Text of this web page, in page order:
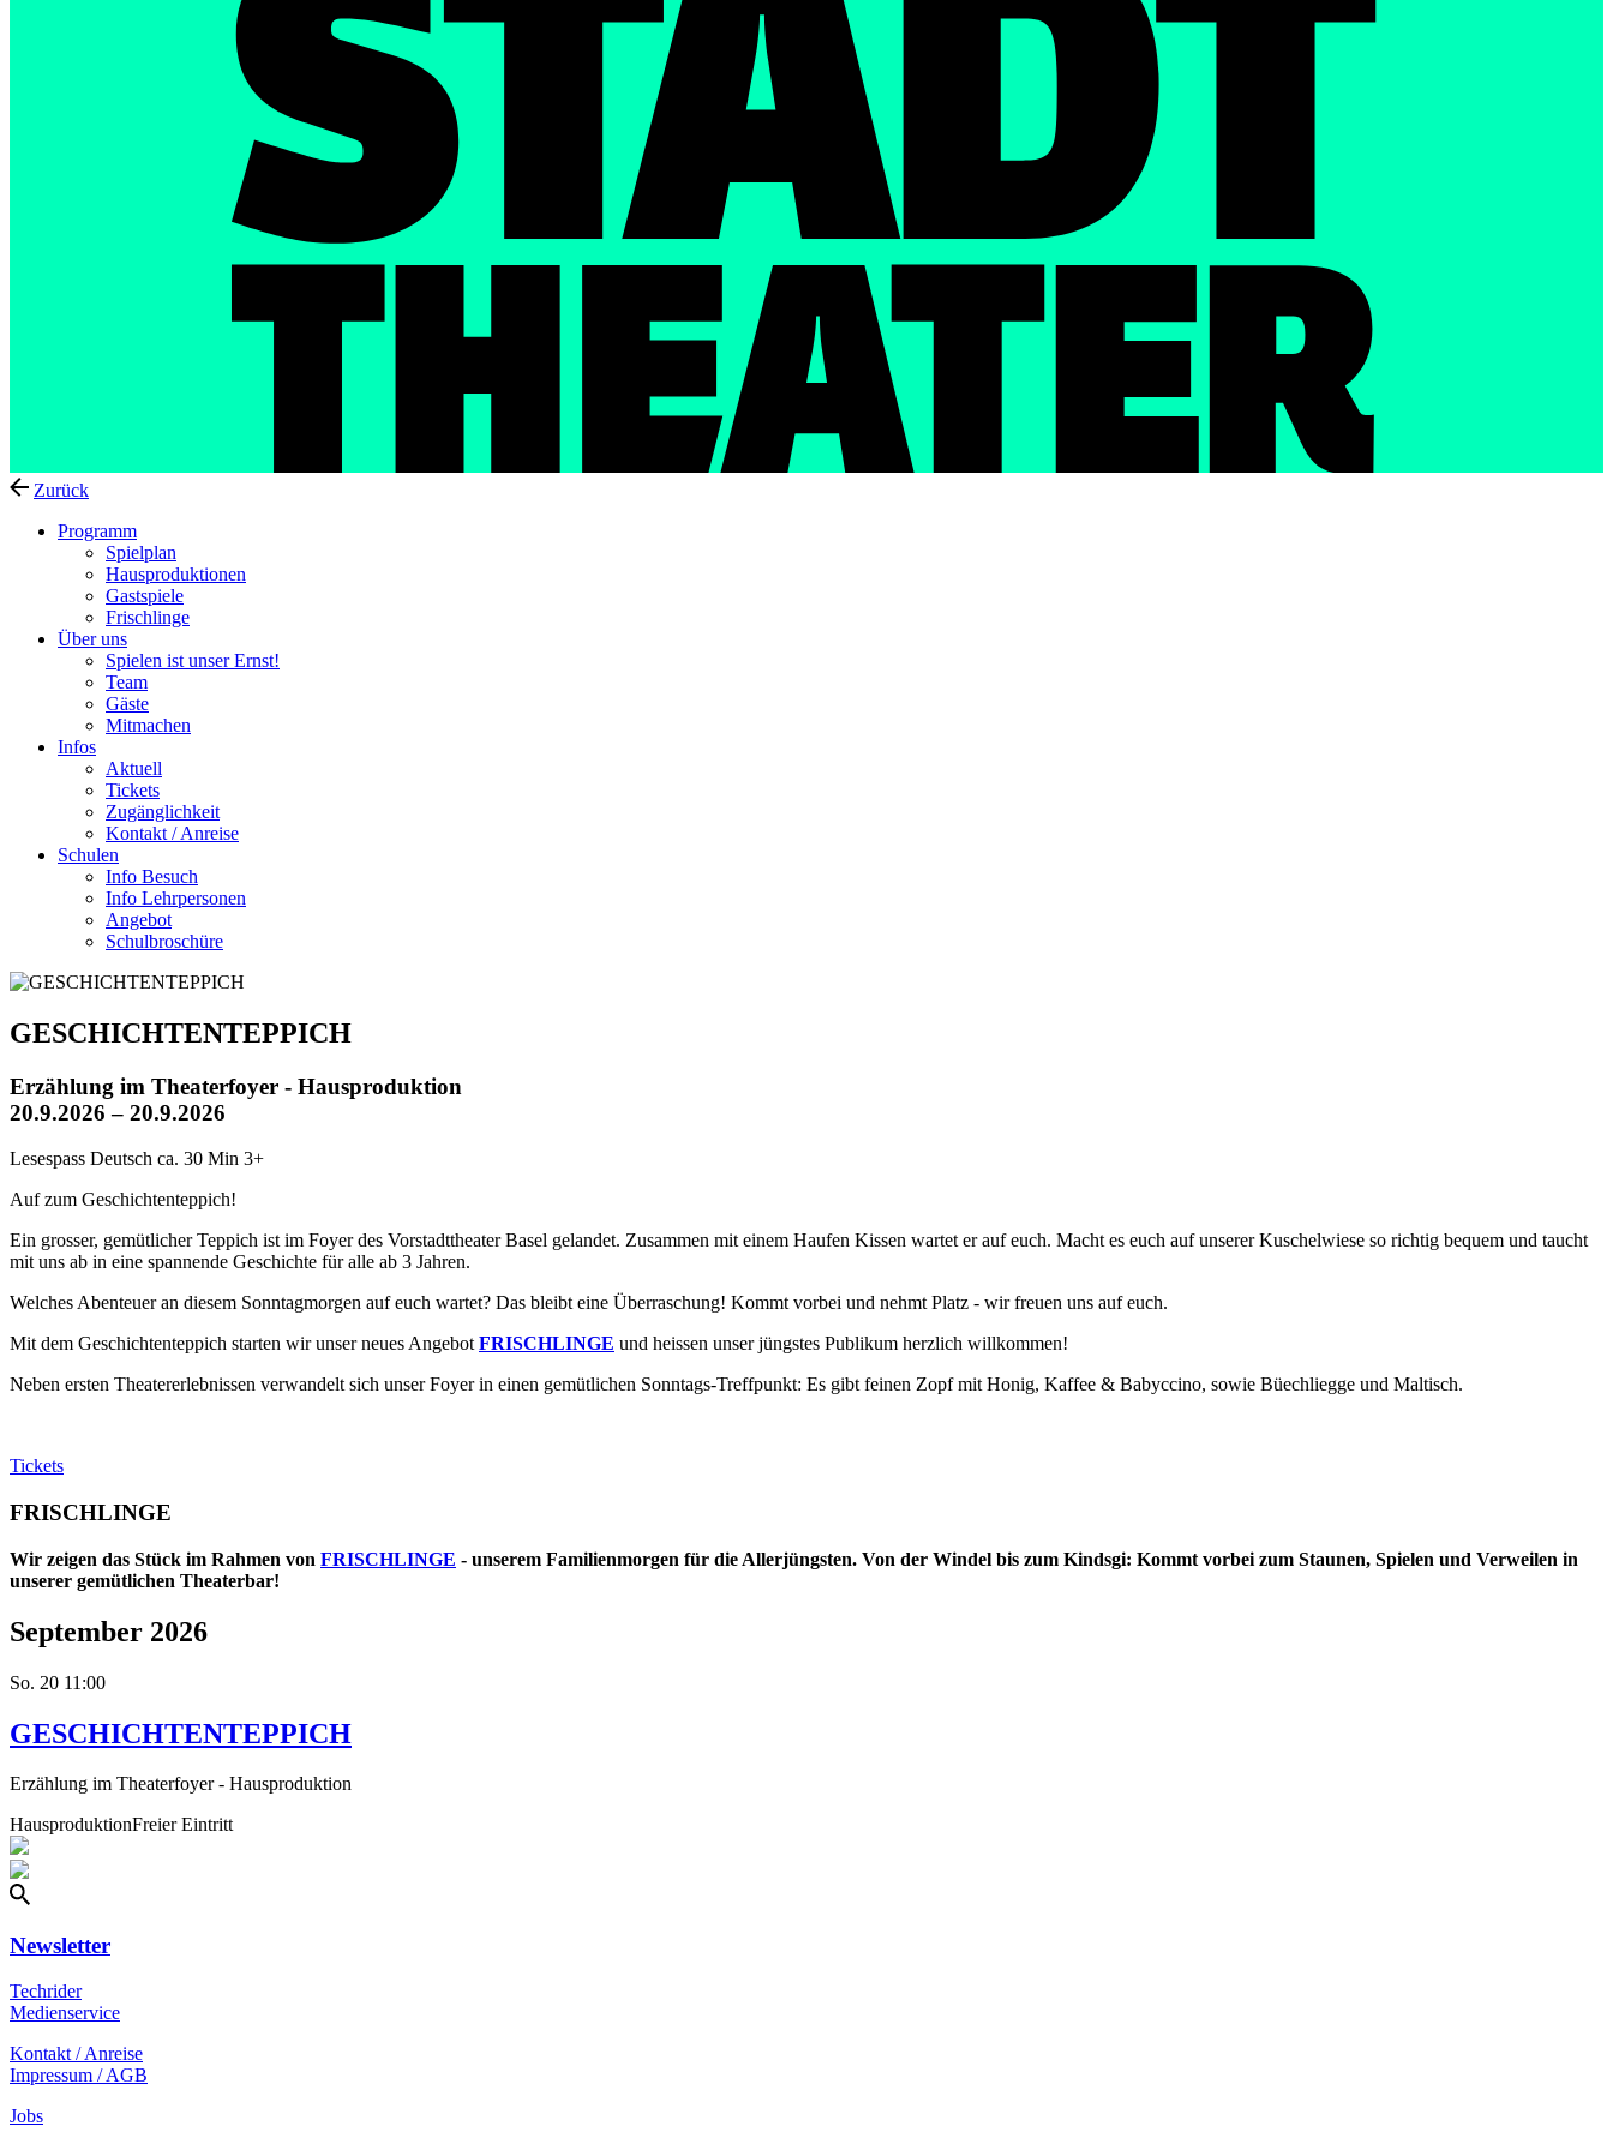
Zurück
Programm
Spielplan
Hausproduktionen
Gastspiele
Frischlinge
Über uns
Spielen ist unser Ernst!
Team
Gäste
Mitmachen
Infos
Aktuell
Tickets
Zugänglichkeit
Kontakt / Anreise
Schulen
Info Besuch
Info Lehrpersonen
Angebot
Schulbroschüre
GESCHICHTENTEPPICH
Erzählung im Theaterfoyer - Hausproduktion
20.9.2026 – 20.9.2026
Lesespass Deutsch ca. 30 Min 3+
Auf zum Geschichtenteppich!
Ein grosser, gemütlicher Teppich ist im Foyer des Vorstadttheater Basel gelandet. Zusammen mit einem Haufen Kissen wartet er auf euch. Macht es euch auf unserer Kuschelwiese so richtig bequem und taucht
mit uns ab in eine spannende Geschichte für alle ab 3 Jahren.
Welches Abenteuer an diesem Sonntagmorgen auf euch wartet? Das bleibt eine Überraschung! Kommt vorbei und nehmt Platz - wir freuen uns auf euch.
Mit dem Geschichtenteppich starten wir unser neues AngebotFRISCHLINGE und heissen unser jüngstes Publikum herzlich willkommen!
Neben ersten Theatererlebnissen verwandelt sich unser Foyer in einen gemütlichen Sonntags-Treffpunkt: Es gibt feinen Zopf mit Honig, Kaffee & Babyccino, sowie Büechliegge und Maltisch.
Tickets
FRISCHLINGE
Wir zeigen das Stück im Rahmen von FRISCHLINGE - unserem Familienmorgen für die Allerjüngsten. Von der Windel bis zum Kindsgi: Kommt vorbei zum Staunen, Spielen und Verweilen in
unserer gemütlichen Theaterbar!
September 2026
So. 20 11:00
GESCHICHTENTEPPICH
Erzählung im Theaterfoyer - Hausproduktion
HausproduktionFreier Eintritt
Newsletter
Techrider
Medienservice
Kontakt / Anreise
Impressum / AGB
Jobs